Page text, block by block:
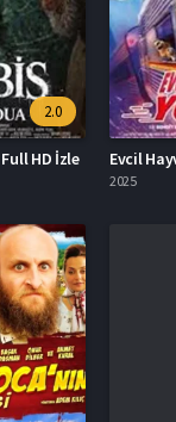
2.0
HD İzle
2025